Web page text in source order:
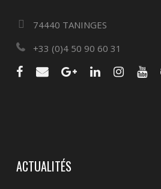
74440 TANINGES
+33 (0)4 50 90 60 31
ACTUALITÉS